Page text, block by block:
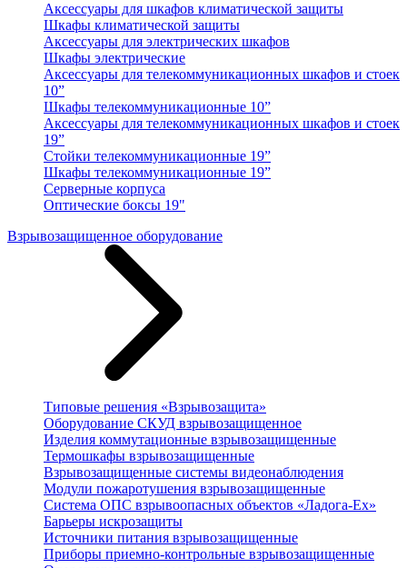
Аксессуары для шкафов климатической защиты
Шкафы климатической защиты
Аксессуары для электрических шкафов
Шкафы электрические
Аксессуары для телекоммуникационных шкафов и стоек
10”
Шкафы телекоммуникационные 10”
Аксессуары для телекоммуникационных шкафов и стоек
19”
Стойки телекоммуникационные 19”
Шкафы телекоммуникационные 19”
Серверные корпуса
Оптические боксы 19"
Взрывозащищенное оборудование
Типовые решения «Взрывозащита»
Оборудование СКУД взрывозащищенное
Изделия коммутационные взрывозащищенные
Термошкафы взрывозащищенные
Взрывозащищенные системы видеонаблюдения
Модули пожаротушения взрывозащищенные
Система ОПС взрывоопасных объектов «Ладога-Ex»
Барьеры искрозащиты
Источники питания взрывозащищенные
Приборы приемно-контрольные взрывозащищенные